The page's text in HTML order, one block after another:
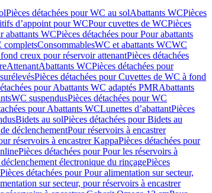
Pièces détachées pour WC au solAbattants WCPièces
d’appoint pour WCPour cuvettes de WCPièces
abattants WCPièces détachées pour Pour abattants
completsConsommablesWC et abattants WCWC
creux pour réservoir attenantPièces détachées
AttenantAbattants WCPièces détachées pour
Pièces détachées pour Cuvettes de WC à fond
pour Abattants WC adaptés PMRAbattants
WC suspendusPièces détachées pour WC
pour Abattants WCLunettes d’abattantPièces
Bidets au solPièces détachées pour Bidets au
déclenchementPour réservoirs à encastrer
réservoirs à encastrer KappaPièces détachées pour
Pièces détachées pour Pour les réservoirs à
électronique du rinçagePièces
Pièces détachées pour Pour alimentation sur secteur,
sur secteur, pour réservoirs à encastrer